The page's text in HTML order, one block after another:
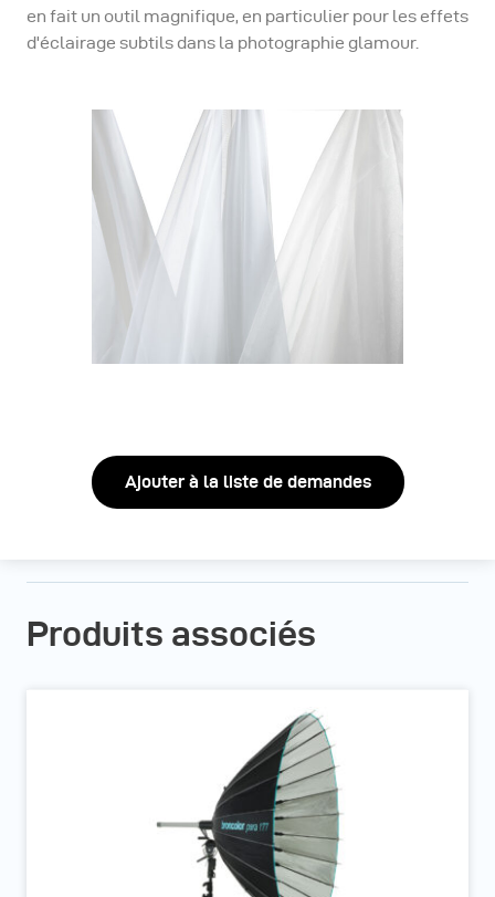
en fait un outil magnifique, en particulier pour les effets
d'éclairage subtils dans la photographie glamour.
Ajouter à la liste de demandes
Produits associés